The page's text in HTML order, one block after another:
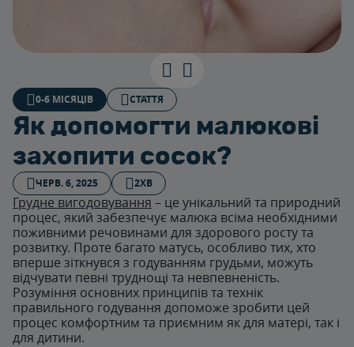
0-6 МІСЯЦІВ СТАТТЯ
Як допомогти малюкові
захопити сосок?
ЧЕРВ. 6, 2025 2ХВ
Грудне вигодовування – це унікальний та природний
процес, який забезпечує малюка всіма необхідними
поживними речовинами для здорового росту та
розвитку. Проте багато матусь, особливо тих, хто
вперше зіткнувся з годуванням грудьми, можуть
відчувати певні труднощі та невпевненість.
Розуміння основних принципів та технік
правильного годування допоможе зробити цей
процес комфортним та приємним як для матері, так і
для дитини.